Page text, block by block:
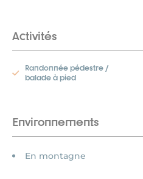
Activités
Randonnée pédestre /
balade à pied
Environnements
En montagne